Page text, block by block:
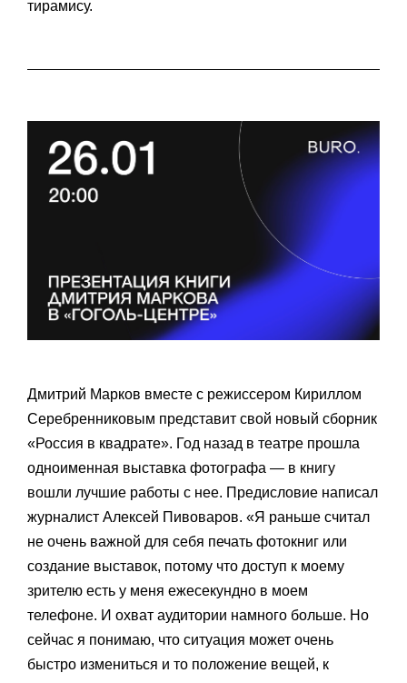
сэндвич с фуагра и авокадо и круассан со вкусом
Дмитрий Марков вместе с режиссером Кириллом
Серебренниковым представит свой новый сборник
«Россия в квадрате». Год назад в театре прошла
одноименная выставка фотографа — в книгу
вошли лучшие работы с нее. Предисловие написал
журналист Алексей Пивоваров. «Я раньше считал
не очень важной для себя печать фотокниг или
создание выставок, потому что доступ к моему
зрителю есть у меня ежесекундно в моем
телефоне. И охват аудитории намного больше. Но
сейчас я понимаю, что ситуация может очень